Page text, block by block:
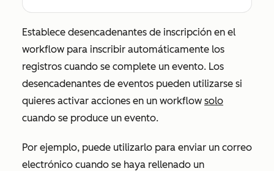
Establece desencadenantes de inscripción en el
workflow para inscribir automáticamente los
registros cuando se complete un evento. Los
desencadenantes de eventos pueden utilizarse si
quieres activar acciones en un workflow solo
cuando se produce un evento.
Por ejemplo, puede utilizarlo para enviar un correo
electrónico cuando se haya rellenado un